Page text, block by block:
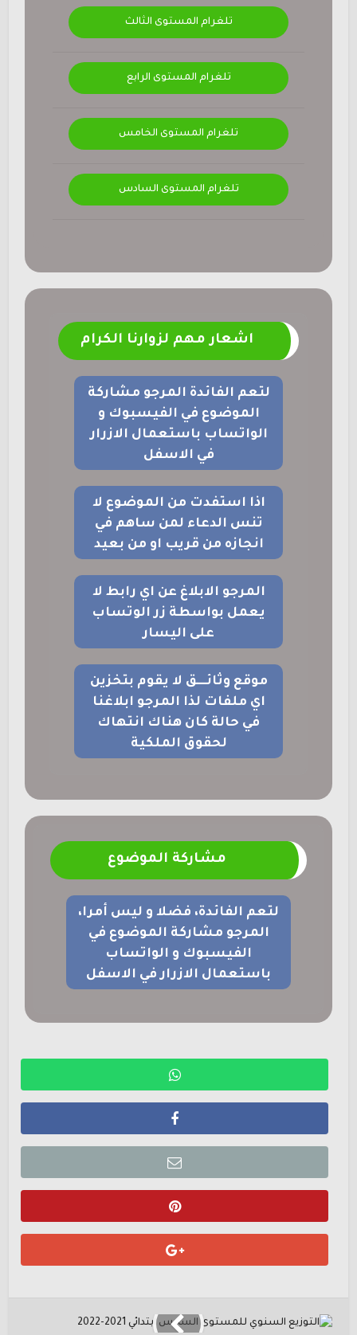
تلغرام المستوى الثالث
تلغرام المستوى الرابع
تلغرام المستوى الخامس
تلغرام المستوى السادس
اشعار مهم لزوارنا الكرام
لتعم الفائدة المرجو مشاركة
الموضوع في الفيسبوك و
الواتساب باستعمال الازرار
في الاسفل
اذا استفدت من الموضوع لا
تنس الدعاء لمن ساهم في
انجازه من قريب او من بعيد
المرجو الابلاغ عن اي رابط لا
يعمل بواسطة زر الوتساب
على اليسار
موقع وثائــــق لا يقوم بتخزين
اي ملفات لذا المرجو ابلاغنا
في حالة كان هناك انتهاك
لحقوق الملكية
مشاركة الموضوع
لتعم الفائدة، فضلا و ليس أمرا،
المرجو مشاركة الموضوع في
الفيسبوك و الواتساب
باستعمال الازرار في الاسفل